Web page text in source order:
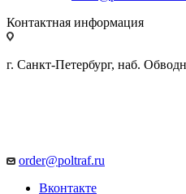
Контактная информация
г. Санкт-Петербург, наб.
order@poltraf.ru
Вконтакте